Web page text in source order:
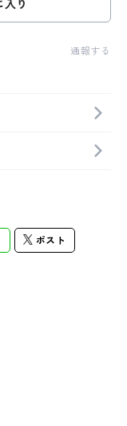
り
通報する
ポスト